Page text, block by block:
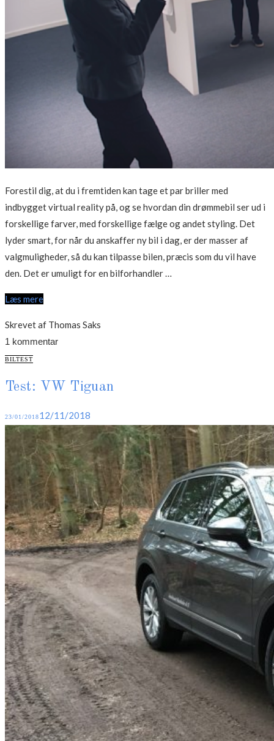
Forestil dig, at du i fremtiden kan tage et par briller med
indbygget virtual reality på, og se hvordan din drømmebil ser ud i
forskellige farver, med forskellige fælge og andet styling. Det
lyder smart, for når du anskaffer ny bil i dag, er der masser af
valgmuligheder, så du kan tilpasse bilen, præcis som du vil have
den. Det er umuligt for en bilforhandler …
Læs mere
Skrevet af Thomas Saks
1 kommentar
CATEGORIES
BILTEST
Test: VW Tiguan
Posted
on
23/01/201812/11/2018